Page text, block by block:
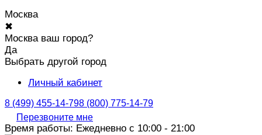
Москва
✖
Москва ваш город?
Да
Выбрать другой город
Личный кабинет
8 (499) 455-14-798 (800) 775-14-79
Перезвоните мне
Время работы: Ежедневно с 10:00 - 21:00